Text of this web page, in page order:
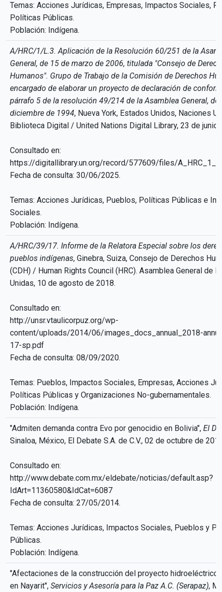
Temas: Acciones Jurídicas, Empresas, Impactos Sociales,
Políticas Públicas.
Población: Indígena.
A/HRC/1/L.3. Aplicación de la Resolución 60/251 de la
General, de 15 de marzo de 2006, titulada "Consejo de
Humanos". Grupo de Trabajo de la Comisión de Derechos
encargado de elaborar un proyecto de declaración de
párrafo 5 de la resolución 49/214 de la Asamblea General, de
diciembre de 1994, Nueva York, Estados Unidos, Naciones
Biblioteca Digital / United Nations Digital Library, 23 de junio
Consultado en:
https://digitallibrary.un.org/record/577609/files/
Fecha de consulta: 30/06/2025.
Temas: Acciones Jurídicas, Pueblos, Políticas Públicas e
Sociales.
Población: Indígena.
A/HRC/39/17. Informe de la Relatora Especial sobre los
pueblos indígenas, Ginebra, Suiza, Consejo de Derechos
(CDH) / Human Rights Council (HRC). Asamblea General de
Unidas, 10 de agosto de 2018.
Consultado en:
http://unsr.vtaulicorpuz.org/wp-
content/uploads/2014/06/images_docs_annual_2018-
17-sp.pdf
Fecha de consulta: 08/09/2020.
Temas: Pueblos, Impactos Sociales, Empresas, Acciones
Políticas Públicas y Organizaciones No-gubernamentales.
Población: Indígena.
"Admiten demanda contra Evo por genocidio en Bolivia", El
Sinaloa, México, El Debate S.A. de C.V., 02 de octubre de
Consultado en:
http://www.debate.com.mx/eldebate/noticias/default.asp?
IdArt=11360580&IdCat=6087
Fecha de consulta: 27/05/2014.
Temas: Acciones Jurídicas, Impactos Sociales, Pueblos y
Públicas.
Población: Indígena.
"Afectaciones de la construcción del proyecto hidroeléctrico
en Nayarit", Servicios y Asesoría para la Paz A.C. (Serapaz),